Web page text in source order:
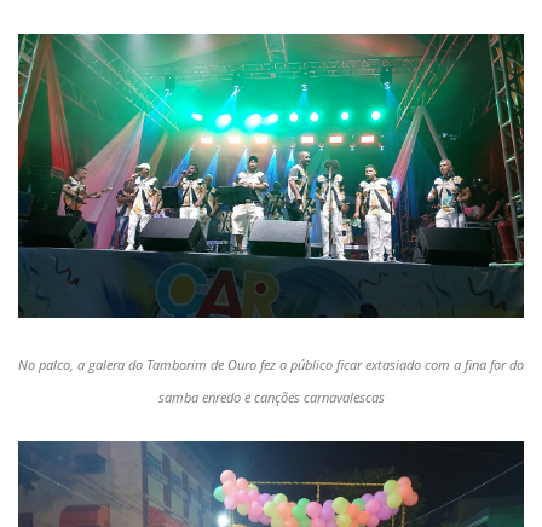
No palco, a galera do Tamborim de Ouro fez o público ficar extasiado com a fina for do
samba enredo e canções carnavalescas